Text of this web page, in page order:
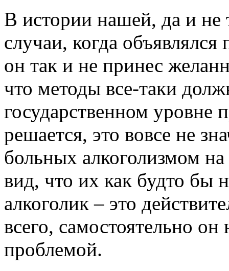
В истории нашей, да и
случаи, когда
он так и не принес
что методы все-таки
государственном уровне
решается, это вовсе не
больных алкоголизмом
вид, что их как будто бы
алкоголик – это
всего, самостоятельно
проблемой.